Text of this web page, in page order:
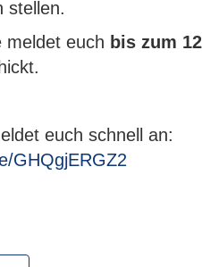
stellen.
meldet euch bis zum
euch schnell an:
GHQgjERGZ2